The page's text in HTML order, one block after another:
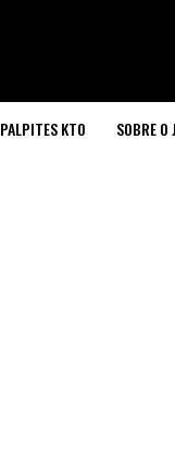
PALPITES KTO SOBRE O